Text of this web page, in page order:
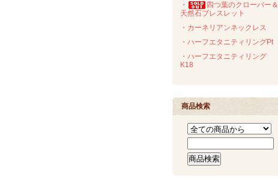
・
四つ葉のクローバー＆
天然石ブレスレット
・カーネリアンネックレス
・ハーフエタニティリングPt
・ハーフエタニティリング
K18
商品検索